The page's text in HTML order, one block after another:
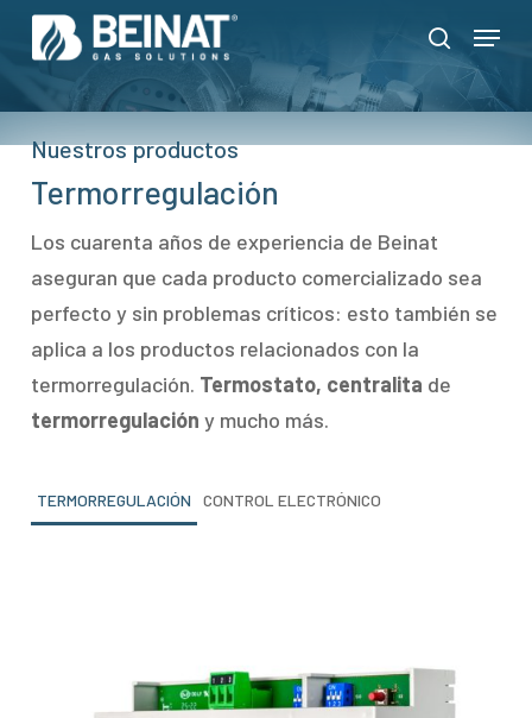
Skip
main
search
Menu
Nuestros productos
Termorregulación
Los cuarenta años de experiencia de Beinat
aseguran que cada producto comercializado sea
perfecto y sin problemas críticos: esto también se
aplica a los productos relacionados con la
termorregulación. Termostato, centralita de
termorregulación y mucho más.
TERMORREGULACIÓN CONTROL ELECTRÓNICO
Close
Menu